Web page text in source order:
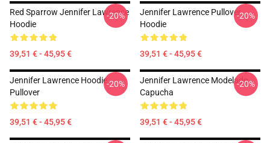
Red Sparrow Jennifer Lawrence
Hoodie
39,51 € - 45,95 €
-20%
Jennifer Lawrence Pullover
Hoodie
39,51 € - 45,95 €
-20%
Jennifer Lawrence Hoodie
Pullover
39,51 € - 45,95 €
-20%
Jennifer Lawrence Modelado
Capucha
39,51 € - 45,95 €
-20%